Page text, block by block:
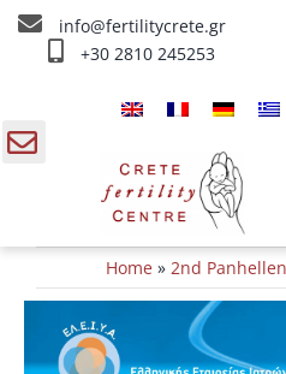
Skip
info@fertilitycrete.gr
+30 2810 245253
Главная
Методы Лечения
Омоложение и
Внутривенное лечение
Home » 2nd